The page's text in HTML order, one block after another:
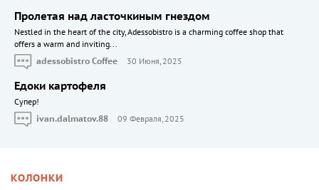
Пролетая над ласточкиным гнездом
Nestled in the heart of the city, Adessobistro is a charming coffee shop that
offers a warm and inviting...
adessobistro Coffee
30 Июня, 2025
Едоки картофеля
Cупер!
ivan.dalmatov.88
09 Февраля, 2025
КОЛОНКИ